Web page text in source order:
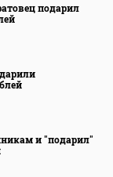
подарил
и "подарил"